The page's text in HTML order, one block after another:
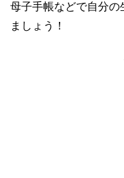
母子手帳などで自分
ましょう！